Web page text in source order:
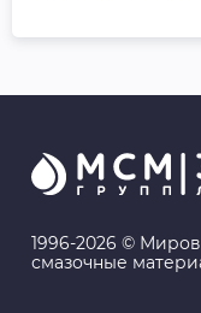
1996-2026 ©
смазочные